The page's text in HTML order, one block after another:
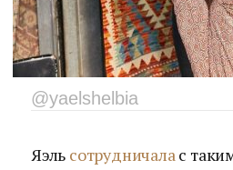
@yaelshelbia
Яэль сотрудничалас